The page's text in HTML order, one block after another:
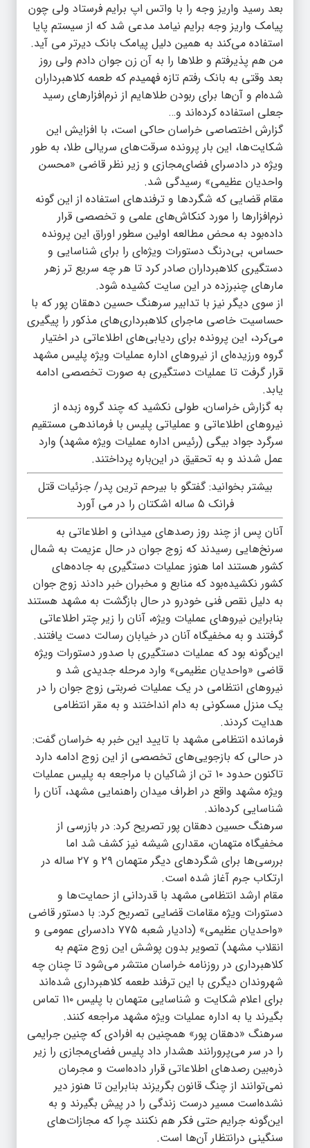
بعد رسید واریز وجه را با واتس اپ برایم فرستاد ولی چون
پیامک واریز وجه برایم نیامد مدعی شد که از سیستم پایا
استفاده می‌کند به همین دلیل پیامک بانک دیرتر می آید.
من هم پذیرفتم و طلاها را به آن زن جوان دادم ولی روز
بعد وقتی به بانک رفتم تازه فهمیدم که طعمه کلاهبرداران
شده‌ام و آن‌ها برای ربودن طلاهایم از نرم‌افزارهای رسید
جعلی استفاده کرده‌اند و…
گزارش اختصاصی خراسان حاکی است، با افزایش این
شکایت‌ها، این بار پرونده سرقت‌های سریالی طلا، به طور
ویژه در دادسرای فضای‌مجازی و زیر نظر قاضی «محسن
واحدیان عظیمی» رسیدگی شد.
مقام قضایی که شگردها و ترفندهای استفاده از این گونه
نرم‌افزارها را مورد کنکاش‌های علمی و تخصصی قرار
داده‌بود به محض مطالعه اولین سطور اوراق این پرونده
حساس، بی‌درنگ دستورات ویژه‌ای را برای شناسایی و
دستگیری کلاهبرداران صادر کرد تا هر چه سریع تر زهر
مارهای چنبرزده در این سایت کشیده شود.
از سوی دیگر نیز با تدابیر سرهنگ حسین دهقان پور که با
حساسیت خاصی ماجرای کلاهبرداری‌های مذکور را پیگیری
می‌کرد، این پرونده برای ردیابی‌های اطلاعاتی در اختیار
گروه ورزیده‌ای از نیروهای اداره عملیات ویژه پلیس مشهد
قرار گرفت تا عملیات دستگیری به صورت تخصصی ادامه
یابد.
به گزارش خراسان، طولی نکشید که چند گروه زبده از
نیروهای اطلاعاتی و عملیاتی پلیس با فرماندهی مستقیم
سرگرد جواد بیگی (رئیس اداره عملیات ویژه مشهد) وارد
عمل شدند و به تحقیق در این‌باره پرداختند.
بیشتر بخوانید:گفتگو با بیرحم ترین پدر/ جزئیات قتل
فرانک ۵ ساله اشکتان را در می آورد
آنان پس از چند روز رصدهای میدانی و اطلاعاتی به
سرنخ‌هایی رسیدند که زوج جوان در حال عزیمت به شمال
کشور هستند اما هنوز عملیات دستگیری به جاده‌های
کشور نکشیده‌بود که منابع و مخبران خبر دادند زوج جوان
به دلیل نقص فنی خودرو در حال بازگشت به مشهد هستند
بنابراین نیروهای عملیات ویژه، آنان را زیر چتر اطلاعاتی
گرفتند و به مخفیگاه آنان در خیابان رسالت دست یافتند.
این‌گونه بود که عملیات دستگیری با صدور دستورات ویژه
قاضی «واحدیان عظیمی» وارد مرحله جدیدی شد و
نیروهای انتظامی در یک عملیات ضربتی زوج جوان را در
یک منزل مسکونی به دام انداختند و به مقر انتظامی
هدایت کردند.
فرمانده انتظامی مشهد با تایید این خبر به خراسان گفت:
در حالی که بازجویی‌های تخصصی از این زوج ادامه دارد
تاکنون حدود ۱۰ تن از شاکیان با مراجعه به پلیس عملیات
ویژه مشهد واقع در اطراف میدان راهنمایی مشهد، آنان را
شناسایی کرده‌اند.
سرهنگ حسین دهقان پور تصریح کرد: در بازرسی از
مخفیگاه متهمان، مقداری شیشه نیز کشف شد اما
بررسی‌ها برای شگردهای دیگر متهمان ۲۹ و ۲۷ ساله در
ارتکاب جرم آغاز شده است.
مقام ارشد انتظامی مشهد با قدردانی از حمایت‌ها و
دستورات ویژه مقامات قضایی تصریح کرد: با دستور قاضی
«واحدیان عظیمی» (دادیار شعبه ۷۷۵ دادسرای عمومی و
انقلاب مشهد) تصویر بدون پوشش این زوج متهم به
کلاهبرداری در روزنامه خراسان منتشر می‌شود تا چنان چه
شهروندان دیگری با این ترفند طعمه کلاهبرداری شده‌اند
برای اعلام شکایت و شناسایی متهمان با پلیس ۱۱۰ تماس
بگیرند یا به اداره عملیات ویژه مشهد مراجعه کنند.
سرهنگ «دهقان پور» همچنین به افرادی که چنین جرایمی
را در سر می‌پرورانند هشدار داد پلیس فضای‌مجازی را زیر
ذره‌بین رصدهای اطلاعاتی قرار داده‌است و مجرمان
نمی‌توانند از چنگ قانون بگریزند بنابراین تا هنوز دیر
نشده‌است مسیر درست زندگی را در پیش بگیرند و به
این‌گونه جرایم حتی فکر هم نکنند چرا که مجازات‌های
سنگینی درانتظار آن‌ها است.